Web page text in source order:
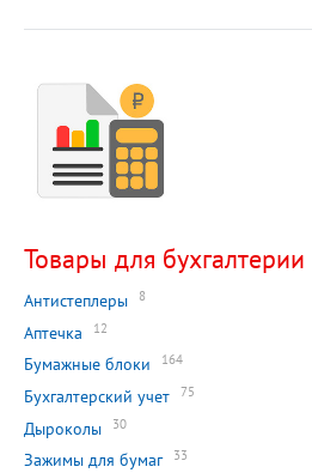
Товары для бухгалтерии
Антистеплеры 8
Аптечка 12
Бумажные блоки 164
Бухгалтерский учет 75
Дыроколы 30
Зажимы для бумаг 33